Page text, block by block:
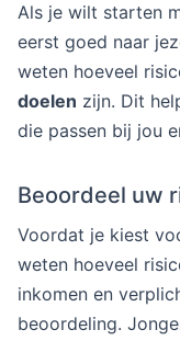
Als je wilt starten
eerst goed naar
weten hoeveel
doelen zijn. Dit
die passen bij jou
Beoordeel uw
Voordat je kiest
weten hoeveel
inkomen en
beoordeling.